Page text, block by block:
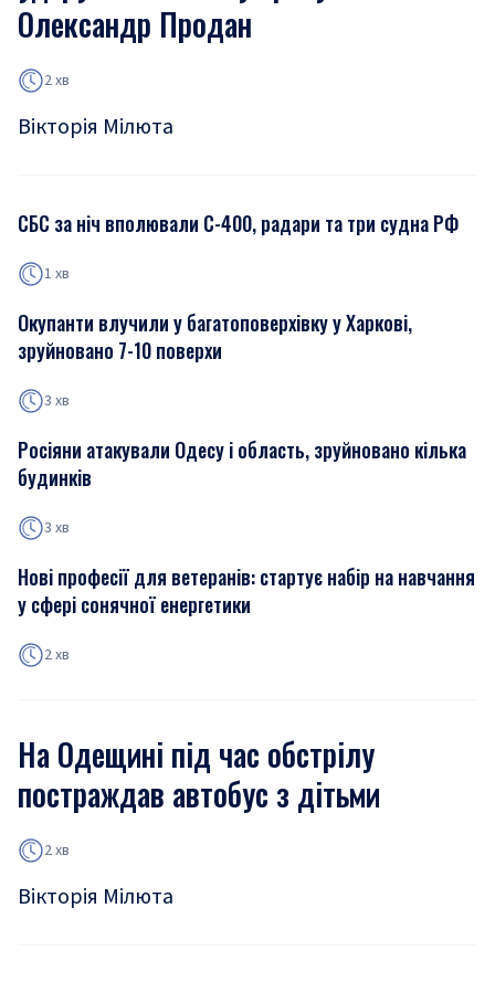
Олександр Продан
2 хв
Вікторія Мілюта
СБС за ніч вполювали С-400, радари та три судна РФ
1 хв
Окупанти влучили у багатоповерхівку у Харкові,
зруйновано 7-10 поверхи
3 хв
Росіяни атакували Одесу і область, зруйновано кілька
будинків
3 хв
Нові професії для ветеранів: стартує набір на навчання
у сфері сонячної енергетики
2 хв
На Одещині під час обстрілу
постраждав автобус з дітьми
2 хв
Вікторія Мілюта